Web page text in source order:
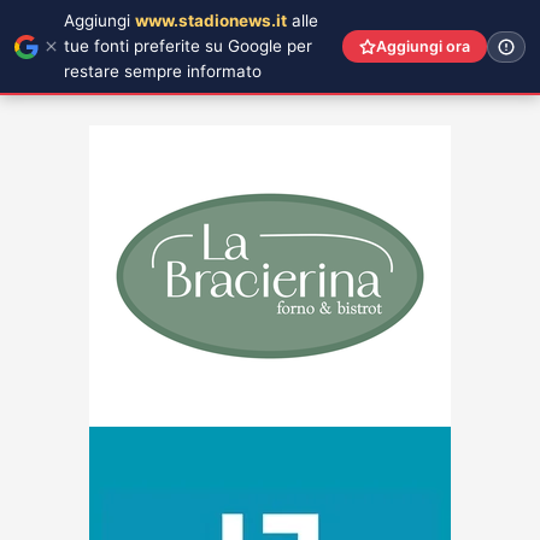
Aggiungi www.stadionews.it alle
tue fonti preferite su Google per
restare sempre informato
Aggiungi ora